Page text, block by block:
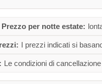
Prezzo per notte estate:
I prezzi indicati si
Le condizioni di